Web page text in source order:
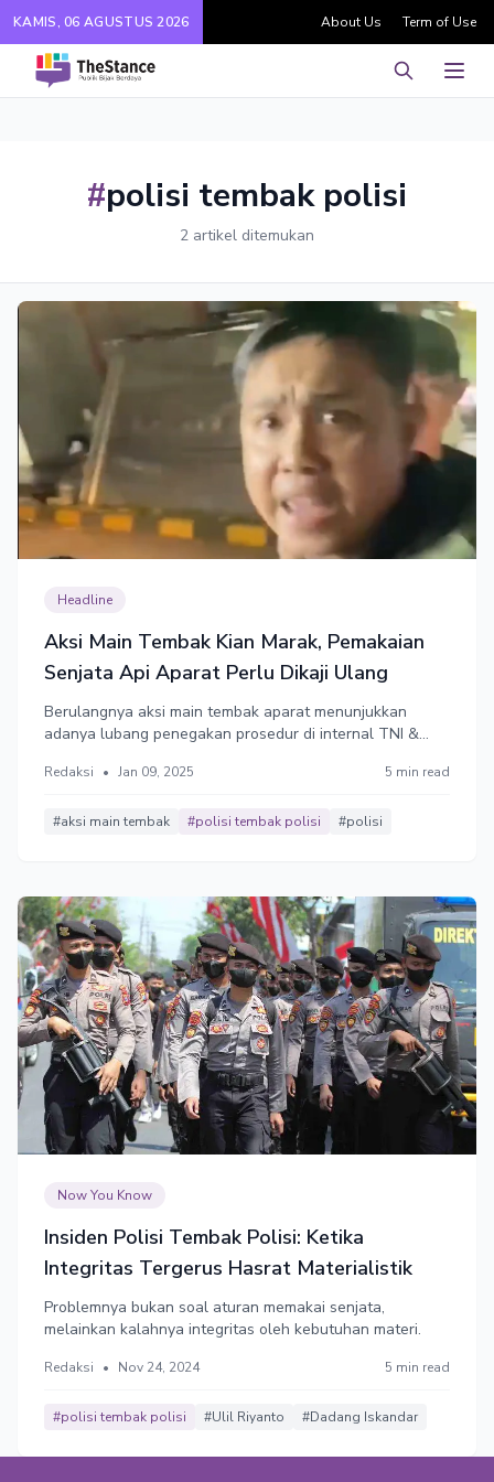
KAMIS, 06 AGUSTUS 2026 About Us Term of Use
Pencarian
#polisi tembak polisi
2 artikel ditemukan
Headline
Aksi Main Tembak Kian Marak, Pemakaian
Senjata Api Aparat Perlu Dikaji Ulang
Berulangnya aksi main tembak aparat menunjukkan
adanya lubang penegakan prosedur di internal TNI &
Redaksi • Jan 09, 2025 5 min read
#aksi main tembak #polisi tembak polisi #polisi
Now You Know
Insiden Polisi Tembak Polisi: Ketika
Integritas Tergerus Hasrat Materialistik
Problemnya bukan soal aturan memakai senjata,
melainkan kalahnya integritas oleh kebutuhan materi.
Redaksi • Nov 24, 2024 5 min read
#polisi tembak polisi #Ulil Riyanto #Dadang Iskandar